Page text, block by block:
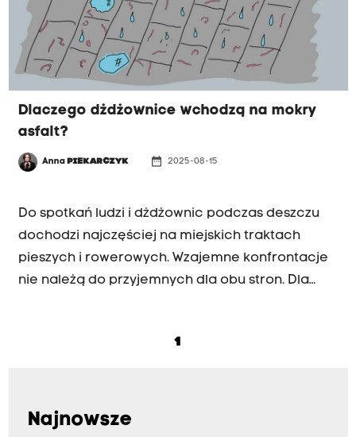
Dlaczego dżdżownice wchodzą na mokry
asfalt?
Anna PIEKARCZYK date_range 2025-08-15
Do spotkań ludzi i dżdżownic podczas deszczu
dochodzi najczęściej na miejskich traktach
pieszych i rowerowych. Wzajemne konfrontacje
nie należą do przyjemnych dla obu stron. Dla
na asfalcie kończy się zwykle dramatem. W
fascynującymi stworzeniami, na które dzieci
1
Najnowsze